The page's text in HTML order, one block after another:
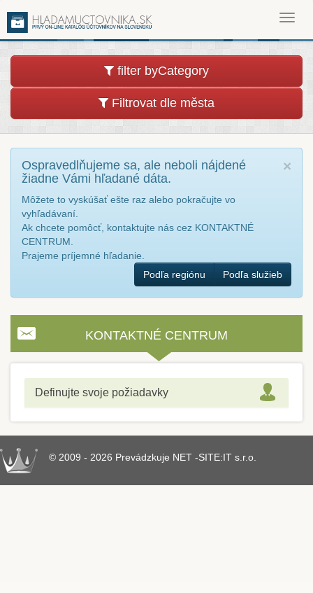
filter byCategory
Filtrovat dle města
×
Ospravedlňujeme sa, ale neboli nájdené
žiadne Vámi hľadané dáta.
Môžete to vyskúšať ešte raz alebo pokračujte vo
vyhľadávaní.
Ak chcete pomôcť, kontaktujte nás cez KONTAKTNÉ
CENTRUM.
Prajeme príjemné hľadanie.
Podľa regiónu
Podľa služieb
KONTAKTNÉ CENTRUM
Definujte svoje požiadavky
© 2009 - 2026 Prevádzkuje NET -SITE:IT s.r.o.